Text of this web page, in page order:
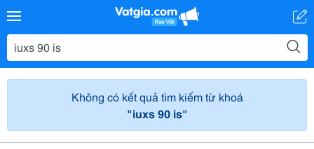
Không có kết quả tìm kiếm từ khoá
"iuxs 90 is"